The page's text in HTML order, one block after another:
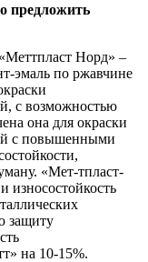
предложить
Норд» –
эмаль по ржавчине
с возможностью
она для окраски
с повышенными
«Мет-тпласт-
износостойкость
защиту
на 10-15%.